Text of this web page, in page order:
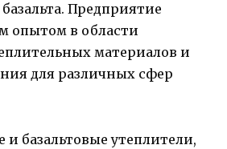
Предприятие
опытом в области
материалов и
для различных сфер
базальтовые утеплители,